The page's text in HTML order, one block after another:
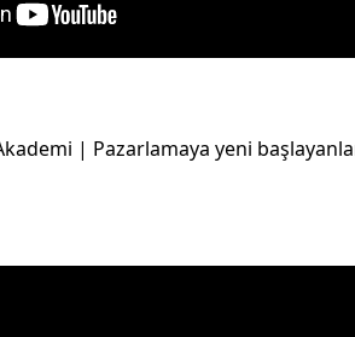
| Pazarlamaya yeni